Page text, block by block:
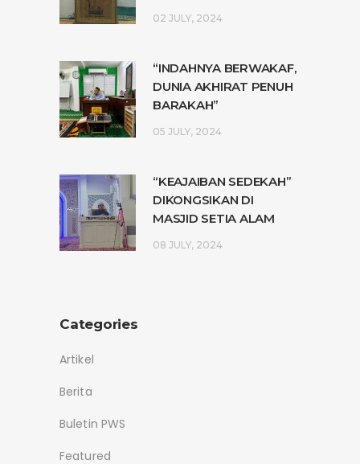
02 JULY, 2024
“INDAHNYA BERWAKAF,
DUNIA AKHIRAT PENUH
BARAKAH”
05 JULY, 2024
“KEAJAIBAN SEDEKAH”
DIKONGSIKAN DI
MASJID SETIA ALAM
08 JULY, 2024
Categories
Artikel
Berita
Buletin PWS
Featured